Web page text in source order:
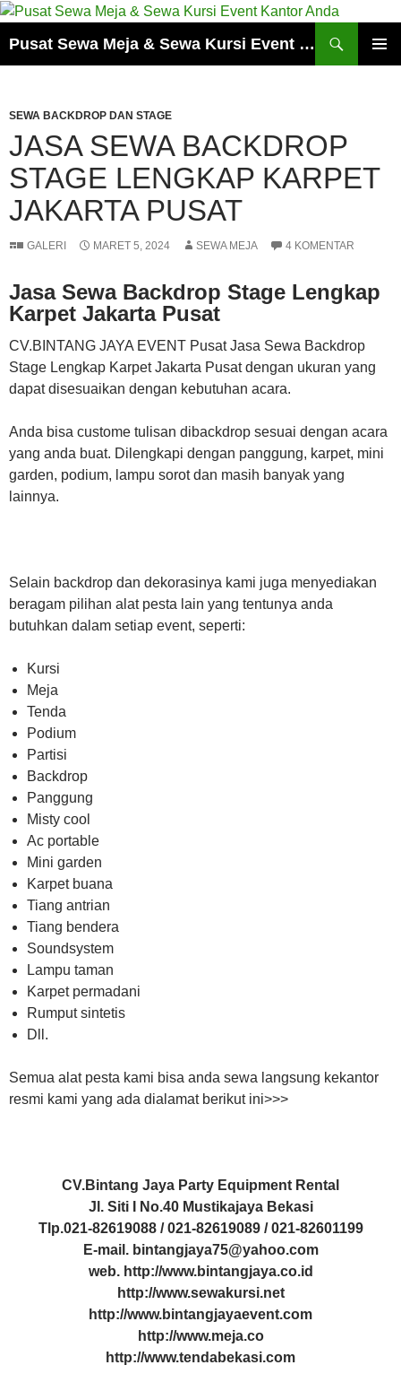
Pusat Sewa Meja & Sewa Kursi Event Kantor Anda
SEWA BACKDROP DAN STAGE
JASA SEWA BACKDROP
STAGE LENGKAP KARPET
JAKARTA PUSAT
GALERI MARET 5, 2024 SEWA MEJA 4 KOMENTAR
Jasa Sewa Backdrop Stage Lengkap
Karpet Jakarta Pusat
CV.BINTANG JAYA EVENT Pusat Jasa Sewa Backdrop
Stage Lengkap Karpet Jakarta Pusat dengan ukuran yang
dapat disesuaikan dengan kebutuhan acara.
Anda bisa custome tulisan dibackdrop sesuai dengan acara
yang anda buat. Dilengkapi dengan panggung, karpet, mini
garden, podium, lampu sorot dan masih banyak yang
lainnya.
Selain backdrop dan dekorasinya kami juga menyediakan
beragam pilihan alat pesta lain yang tentunya anda
butuhkan dalam setiap event, seperti:
Kursi
Meja
Tenda
Podium
Partisi
Backdrop
Panggung
Misty cool
Ac portable
Mini garden
Karpet buana
Tiang antrian
Tiang bendera
Soundsystem
Lampu taman
Karpet permadani
Rumput sintetis
Dll.
Semua alat pesta kami bisa anda sewa langsung kekantor
resmi kami yang ada dialamat berikut ini>>>
CV.Bintang Jaya Party Equipment Rental
Jl. Siti I No.40 Mustikajaya Bekasi
Tlp.021-82619088 / 021-82619089 / 021-82601199
E-mail. bintangjaya75@yahoo.com
web. http://www.bintangjaya.co.id
http://www.sewakursi.net
http://www.bintangjayaevent.com
http://www.meja.co
http://www.tendabekasi.com